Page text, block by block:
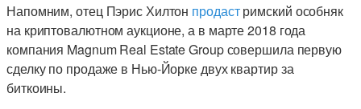
Напомним, отец Пэрис Хилтон продастримский особняк
на криптовалютном аукционе, а в марте 2018 года
компания Magnum Real Estate Group совершила первую
сделку по продаже в Нью-Йорке двух квартир за
биткоины.